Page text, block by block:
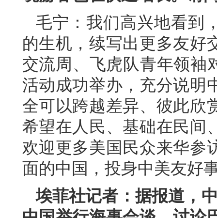
毛宁：我们高兴地看到
的生机，续写出更多友好
交流周、飞虎队青年领袖
活动成功举办，充分说明
全可以跨越差异、彼此欣
希望在人民、基础在民间
欢迎更多美国民众来华参
面的中国，投身中美友好
埃菲社记者：据报道，